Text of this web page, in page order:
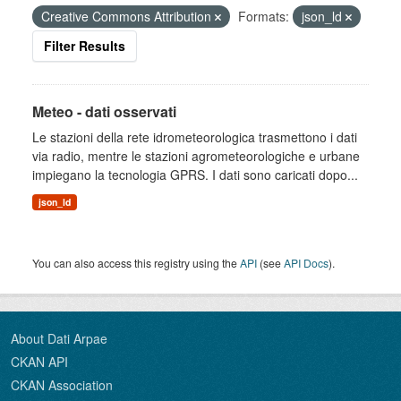
Creative Commons Attribution
Formats:
json_ld
Filter Results
Meteo - dati osservati
Le stazioni della rete idrometeorologica trasmettono i dati
via radio, mentre le stazioni agrometeorologiche e urbane
impiegano la tecnologia GPRS. I dati sono caricati dopo...
json_ld
You can also access this registry using theAPI (seeAPI Docs).
About Dati Arpae
CKAN API
CKAN Association